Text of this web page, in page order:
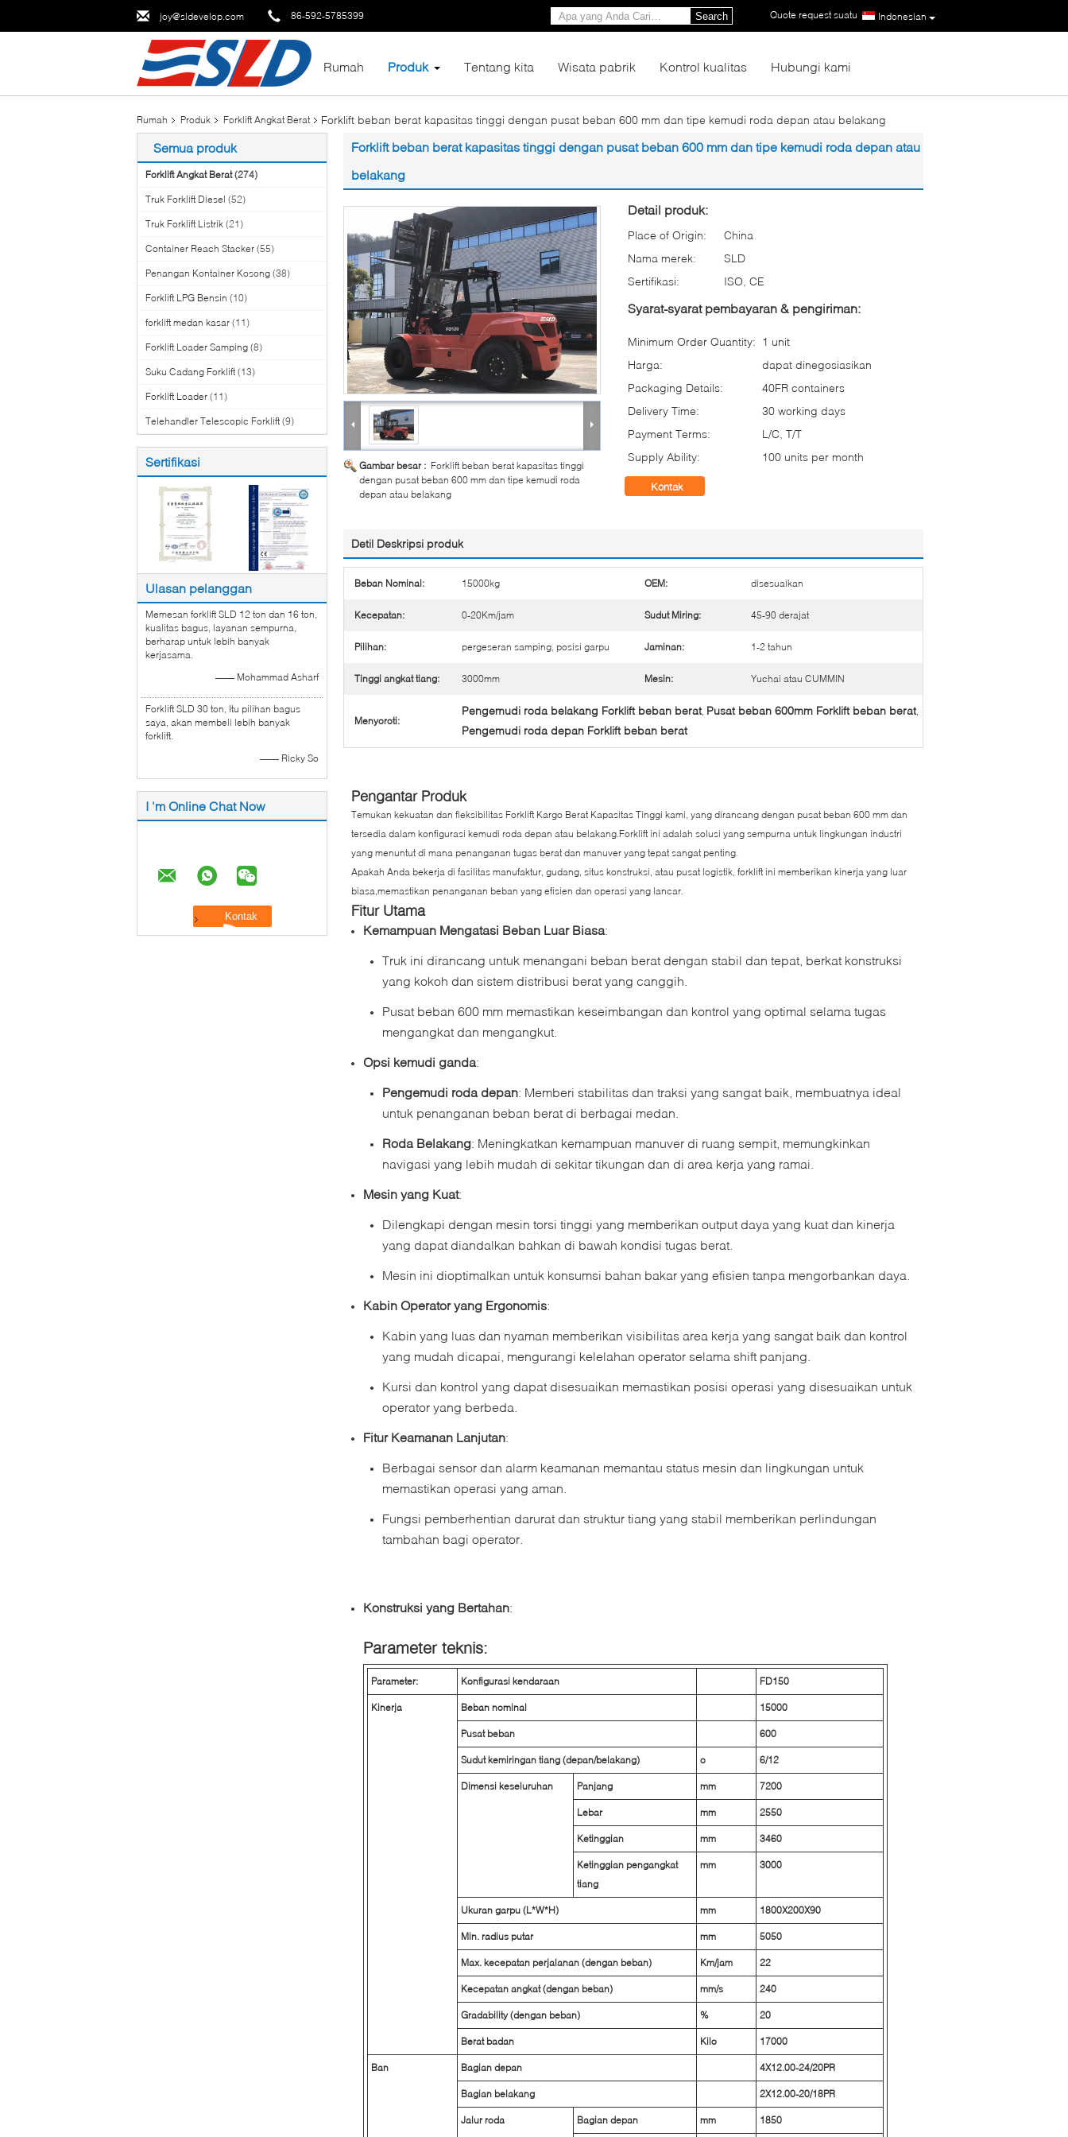
joy@sldevelop.com 86-592-5785399 Indonesian
Quote request suatu |
Search
Rumah Produk Tentang kita Wisata pabrik Kontrol kualitas Hubungi kami
Rumah Produk Forklift Angkat Berat Forklift beban berat kapasitas tinggi dengan pusat beban 600 mm dan tipe kemudi roda depan atau belakang
Semua produk
Forklift Angkat Berat (274)
Truk Forklift Diesel (52)
Truk Forklift Listrik (21)
Container Reach Stacker (55)
Penangan Kontainer Kosong (38)
Forklift LPG Bensin (10)
forklift medan kasar (11)
Forklift Loader Samping (8)
Suku Cadang Forklift (13)
Forklift Loader (11)
Telehandler Telescopic Forklift (9)
Sertifikasi
Ulasan pelanggan
Memesan forklift SLD 12 ton dan 16 ton,
kualitas bagus, layanan sempurna,
berharap untuk lebih banyak
kerjasama.
—— Mohammad Asharf
Forklift SLD 30 ton, Itu pilihan bagus
saya, akan membeli lebih banyak
forklift.
—— Ricky So
I 'm Online Chat Now
Forklift beban berat kapasitas tinggi dengan pusat beban 600 mm dan tipe kemudi roda depan atau
belakang
Gambar besar : Forklift beban berat kapasitas tinggi
dengan pusat beban 600 mm dan tipe kemudi roda
depan atau belakang
Detail produk:
Place of Origin:
China
Nama merek:
SLD
Sertifikasi:
ISO, CE
Syarat-syarat pembayaran & pengiriman:
Minimum Order Quantity: 1 unit
Harga:
dapat dinegosiasikan
Packaging Details:
40FR containers
Delivery Time:
30 working days
Payment Terms:
L/C, T/T
Supply Ability:
100 units per month
Kontak
Detil Deskripsi produk
Beban Nominal: 15000kg OEM: disesuaikan
Kecepatan: 0-20Km/jam Sudut Miring: 45-90 derajat
Pilihan: pergeseran samping, posisi garpu Jaminan: 1-2 tahun
Tinggi angkat tiang: 3000mm Mesin: Yuchai atau CUMMIN
Menyoroti:
Pengemudi roda belakang Forklift beban berat, Pusat beban 600mm Forklift beban berat,
Pengemudi roda depan Forklift beban berat
Pengantar Produk
Temukan kekuatan dan fleksibilitas Forklift Kargo Berat Kapasitas Tinggi kami, yang dirancang dengan pusat beban 600 mm dan
tersedia dalam konfigurasi kemudi roda depan atau belakang.Forklift ini adalah solusi yang sempurna untuk lingkungan industri
yang menuntut di mana penanganan tugas berat dan manuver yang tepat sangat penting.
Apakah Anda bekerja di fasilitas manufaktur, gudang, situs konstruksi, atau pusat logistik, forklift ini memberikan kinerja yang luar
biasa,memastikan penanganan beban yang efisien dan operasi yang lancar.
Fitur Utama
Kemampuan Mengatasi Beban Luar Biasa:
Truk ini dirancang untuk menangani beban berat dengan stabil dan tepat, berkat konstruksi
yang kokoh dan sistem distribusi berat yang canggih.
Pusat beban 600 mm memastikan keseimbangan dan kontrol yang optimal selama tugas
mengangkat dan mengangkut.
Opsi kemudi ganda:
Pengemudi roda depan: Memberi stabilitas dan traksi yang sangat baik, membuatnya ideal
untuk penanganan beban berat di berbagai medan.
Roda Belakang: Meningkatkan kemampuan manuver di ruang sempit, memungkinkan
navigasi yang lebih mudah di sekitar tikungan dan di area kerja yang ramai.
Mesin yang Kuat:
Dilengkapi dengan mesin torsi tinggi yang memberikan output daya yang kuat dan kinerja
yang dapat diandalkan bahkan di bawah kondisi tugas berat.
Mesin ini dioptimalkan untuk konsumsi bahan bakar yang efisien tanpa mengorbankan daya.
Kabin Operator yang Ergonomis:
Kabin yang luas dan nyaman memberikan visibilitas area kerja yang sangat baik dan kontrol
yang mudah dicapai, mengurangi kelelahan operator selama shift panjang.
Kursi dan kontrol yang dapat disesuaikan memastikan posisi operasi yang disesuaikan untuk
operator yang berbeda.
Fitur Keamanan Lanjutan:
Berbagai sensor dan alarm keamanan memantau status mesin dan lingkungan untuk
memastikan operasi yang aman.
Fungsi pemberhentian darurat dan struktur tiang yang stabil memberikan perlindungan
tambahan bagi operator.
Konstruksi yang Bertahan:
Parameter teknis:
Parameter: Konfigurasi kendaraan FD150
Kinerja Beban nominal 15000
Pusat beban 600
Sudut kemiringan tiang (depan/belakang) o 6/12
Dimensi keseluruhan Panjang mm 7200
Lebar mm 2550
Ketinggian mm 3460
Ketinggian pengangkat
tiang
mm 3000
Ukuran garpu (L*W*H) mm 1800X200X90
Min. radius putar mm 5050
Max. kecepatan perjalanan (dengan beban) Km/jam 22
Kecepatan angkat (dengan beban) mm/s 240
Gradability (dengan beban) % 20
Berat badan Kilo 17000
Ban Bagian depan 4X12.00-24/20PR
Bagian belakang 2X12.00-20/18PR
Jalur roda Bagian depan mm 1850